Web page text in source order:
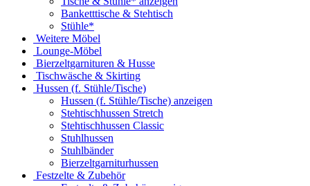
Banketttische & Stehtisch
Stühle*
Weitere Möbel
Lounge-Möbel
Bierzeltgarnituren & Husse
Tischwäsche & Skirting
Hussen (f. Stühle/Tische)
Hussen (f. Stühle/Tische) anzeigen
Stehtischhussen Stretch
Stehtischhussen Classic
Stuhlhussen
Stuhlbänder
Bierzeltgarniturhussen
Festzelte & Zubehör